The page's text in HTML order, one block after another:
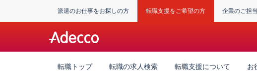
派遣のお仕事をお探しの方 転職支援をご希望の方 企業のご担
転職トップ 転職の求人検索 転職支援について お